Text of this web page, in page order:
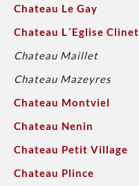
Chateau Le Gay
Chateau L´Eglise Clinet
Chateau Maillet
Chateau Mazeyres
Chateau Montviel
Chateau Nenin
Chateau Petit Village
Chateau Plince